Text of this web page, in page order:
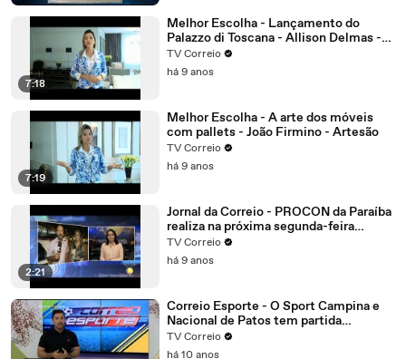
7:18
Melhor Escolha - Lançamento do
Palazzo di Toscana - Allison Delmas -
Sócio diretor
TV Correio
há 9 anos
7:19
Melhor Escolha - A arte dos móveis
com pallets - João Firmino - Artesão
TV Correio
há 9 anos
2:21
Jornal da Correio - PROCON da Paraíba
realiza na próxima segunda-feira
mutirão online para negociação de
dívidas
TV Correio
há 9 anos
Correio Esporte - O Sport Campina e
Nacional de Patos tem partida
importante.
TV Correio
há 10 anos